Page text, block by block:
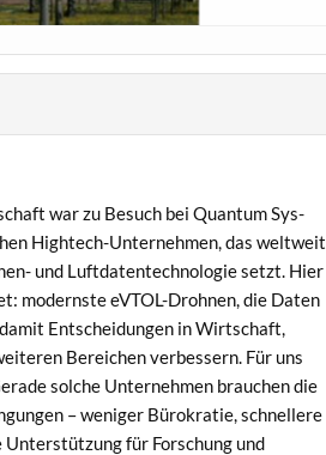
war zu Besuch bei Quan­tum Sys­
High­tech-Unternehmen, das weltweit
und Luft­da­ten­tech­nolo­gie set­zt. Hier
mod­ern­ste eVTOL-Drohnen, die Dat­en
Entschei­dun­gen in Wirtschaft,
Bere­ichen verbessern. Für uns
solche Unternehmen brauchen die
– weniger Bürokratie, schnellere
für Forschung und